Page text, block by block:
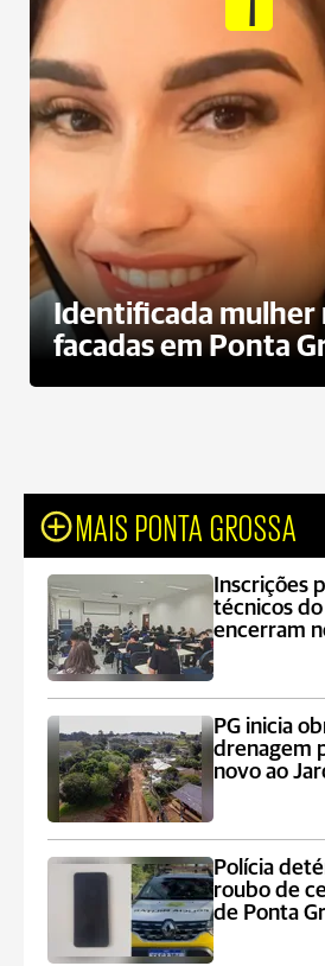
Identificada mulher
facadas em Ponta
MAIS PONTA GROSSA
Inscrições
técnicos
encerram
PG inicia
drenagem
novo ao
Polícia
roubo de
de Ponta